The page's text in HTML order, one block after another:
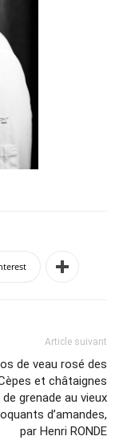
Article suivant
de veau rosé des
et châtaignes
grenade au vieux
d’amandes,
par Henri RONDE